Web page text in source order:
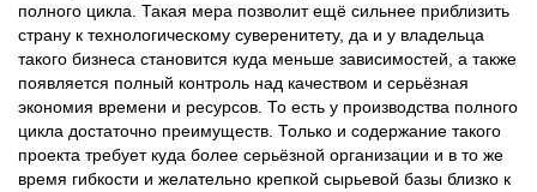
полного цикла. Такая мера позволит ещё сильнее приблизить
страну к технологическому суверенитету, да и у владельца
такого бизнеса становится куда меньше зависимостей, а также
появляется полный контроль над качеством и серьёзная
экономия времени и ресурсов. То есть у производства полного
цикла достаточно преимуществ. Только и содержание такого
проекта требует куда более серьёзной организации и в то же
время гибкости и желательно крепкой сырьевой базы близко к